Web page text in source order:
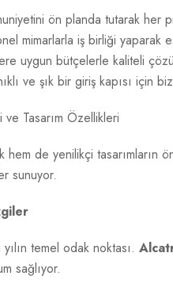
ön planda tutarak her
mimarlarla iş birliği
uygun bütçelerle kaliteli
ve şık bir giriş kapısı için
ve Tasarım Özellikleri
de yenilikçi tasarımların
sunuyor.
temel odak noktası.
sağlıyor.